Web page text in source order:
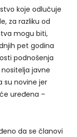
koje odlučuje
za razliku od
mogu biti,
pet godina
podnošenja
javne
su novine jer
uređena –
da se članovi